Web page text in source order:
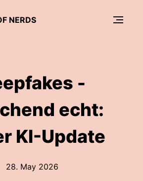
NERDS
-
echt:
KI-Update
28. May 2026